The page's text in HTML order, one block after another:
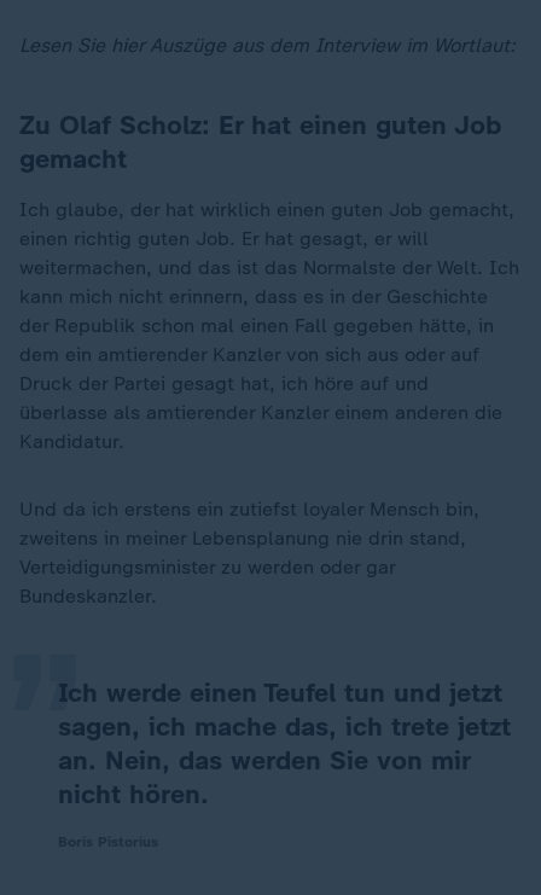
Lesen Sie hier Auszüge aus dem Interview im Wortlaut:
Zu Olaf Scholz: Er hat einen guten Job
gemacht
Ich glaube, der hat wirklich einen guten Job gemacht,
einen richtig guten Job. Er hat gesagt, er will
weitermachen, und das ist das Normalste der Welt. Ich
kann mich nicht erinnern, dass es in der Geschichte
der Republik schon mal einen Fall gegeben hätte, in
dem ein amtierender Kanzler von sich aus oder auf
Druck der Partei gesagt hat, ich höre auf und
überlasse als amtierender Kanzler einem anderen die
Kandidatur.
Und da ich erstens ein zutiefst loyaler Mensch bin,
zweitens in meiner Lebensplanung nie drin stand,
Verteidigungsminister zu werden oder gar
Bundeskanzler.
Ich werde einen Teufel tun und jetzt
sagen, ich mache das, ich trete jetzt
an. Nein, das werden Sie von mir
nicht hören.
„